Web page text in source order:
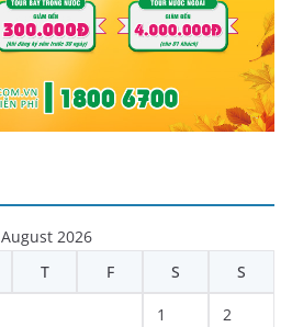
August 2026
T F S S
1 2